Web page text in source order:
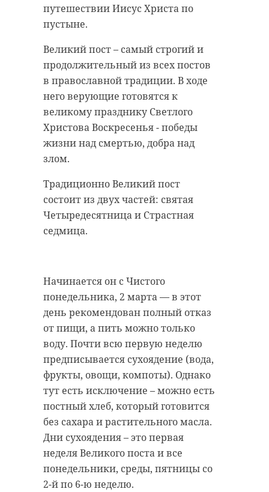
путешествии Иисус Христа по
пустыне.
Великий пост – самый строгий и
продолжительный из всех постов
в православной традиции. В ходе
него верующие готовятся к
великому празднику Светлого
Христова Воскресенья - победы
жизни над смертью, добра над
злом.
Традиционно Великий пост
состоит из двух частей: святая
Четыредесятница и Страстная
седмица.
Начинается он с Чистого
понедельника, 2 марта — в этот
день рекомендован полный отказ
от пищи, а пить можно только
воду. Почти всю первую неделю
предписывается сухоядение (вода,
фрукты, овощи, компоты). Однако
тут есть исключение – можно есть
постный хлеб, который готовится
без сахара и растительного масла.
Дни сухоядения – это первая
неделя Великого поста и все
понедельники, среды, пятницы со
2-й по 6-ю неделю.
Подписывайтесь на нас в
Сейчас расчищают рамы, снимают
старый слой краски.
Реставрируют уникальные
витражи в морском стиле.
Впереди шпаклевка дома,
утепление пенькой,
антибиологическая и
гатчинский район
Поделиться статьей:
РЕКОМЕНДУЕМ
Хирург из
Петербурга
восстанавливает
обновили
Подписывайтесь на нас в
Руслан Семенченко мечтает,
чтобы историки-профессионалы
больше узнали о жизни Анны. В
этом году бельгийские архивы
рассекретят документы 100-
летней давности и, может тогда,
удастся узнать, какой была жизнь
в Сосновом Бору.
история
Поделиться статьей: